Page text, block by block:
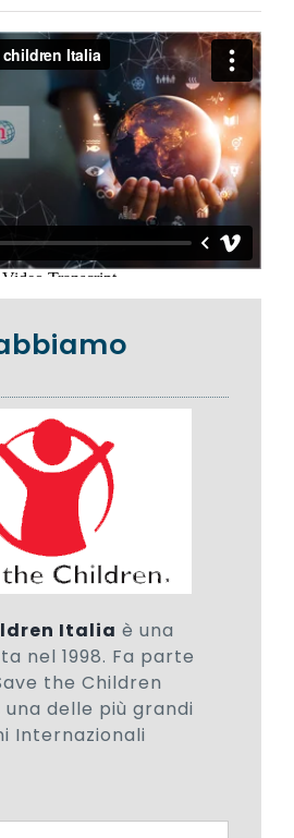
Italia è una
nel 1998. Fa parte
the Children
delle più grandi
Internazionali